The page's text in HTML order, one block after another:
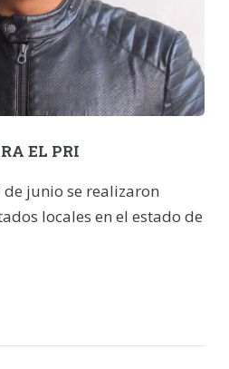
EL PRI
junio se realizaron
locales en el estado de